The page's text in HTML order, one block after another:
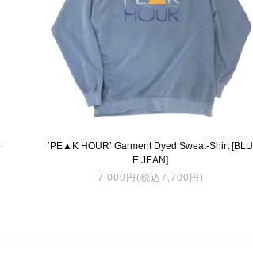
‘PE▲K HOUR’ Garment Dyed Sweat-Shirt [BLU
E JEAN]
7,000円(税込7,700円)